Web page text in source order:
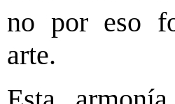
no por eso
arte.